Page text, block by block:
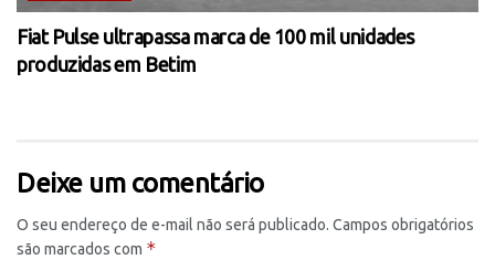
Fiat Pulse ultrapassa marca de 100 mil unidades
produzidas em Betim
Deixe um comentário
O seu endereço de e-mail não será publicado. Campos obrigatórios
são marcados com *